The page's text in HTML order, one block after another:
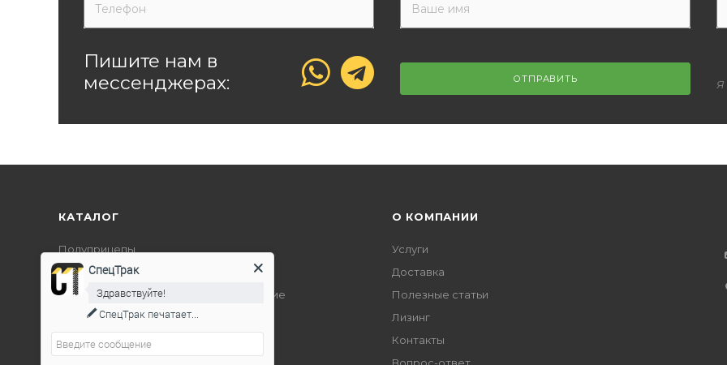
Пишите нам в
мессенджерах:
ОТПРАВИТЬ Я
КАТАЛОГ
Полуприцепы
Дорожно-строительная техника
Подъемно-транспортное оборудование
О КОМПАНИИ
Услуги
Доставка
Полезные статьи
Лизинг
Контакты
СпецТрак
Здравствуйте!
СпецТрак печатает...